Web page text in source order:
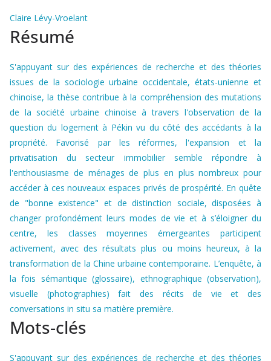
Claire Lévy-Vroelant
Résumé
S'appuyant sur des expériences de recherche et des théories
issues de la sociologie urbaine occidentale, états-unienne et
chinoise, la thèse contribue à la compréhension des mutations
de la société urbaine chinoise à travers l'observation de la
question du logement à Pékin vu du côté des accédants à la
propriété. Favorisé par les réformes, l'expansion et la
privatisation du secteur immobilier semble répondre à
l'enthousiasme de ménages de plus en plus nombreux pour
accéder à ces nouveaux espaces privés de prospérité. En quête
de "bonne existence" et de distinction sociale, disposées à
changer profondément leurs modes de vie et à s’éloigner du
centre, les classes moyennes émergeantes participent
activement, avec des résultats plus ou moins heureux, à la
transformation de la Chine urbaine contemporaine. L’enquête, à
la fois sémantique (glossaire), ethnographique (observation),
visuelle (photographies) fait des récits de vie et des
conversations in situ sa matière première.
Mots-clés
S'appuyant sur des expériences de recherche et des théories